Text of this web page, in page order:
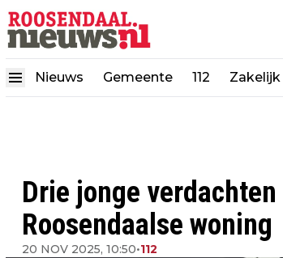
Nieuws Gemeente 112 Zakelijk
Drie jonge
Roosendaalse woning
20 NOV 2025, 10:50•112